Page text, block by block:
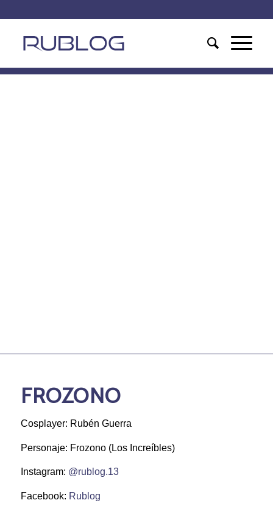
FROZONO
Cosplayer: Rubén Guerra
Personaje: Frozono (Los Increíbles)
Instagram: @rublog.13
Facebook: Rublog